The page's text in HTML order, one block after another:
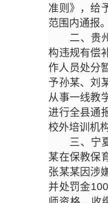
准则》，给
范围内通报。
二、贵
构违规有偿
作人员处分
予孙某、刘
从事一线教
进行全县通
校外培训机
三、宁
某在保教保
张某某因涉
并处罚金